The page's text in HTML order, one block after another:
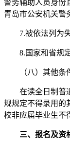
警务辅助人员身份
青岛市公安机关警
7.被依法列为失
8.国家和省规定
（八）其他条
在读全日制普通
规规定不得录用的
校非应届毕业生不
三、报名及资